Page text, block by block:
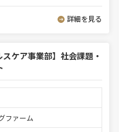
詳細を見る
スケア事業部】社会課題・
ファーム